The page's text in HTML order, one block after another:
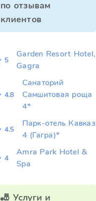
по отзывам
клиентов
5
Garden Resort Hotel,
Gagra
4.8
Санаторий
Самшитовая роща
4*
4.5
Парк-отель Кавказ
4 (Гагра)*
4
Amra Park Hotel &
Spa
🎳 Услуги и